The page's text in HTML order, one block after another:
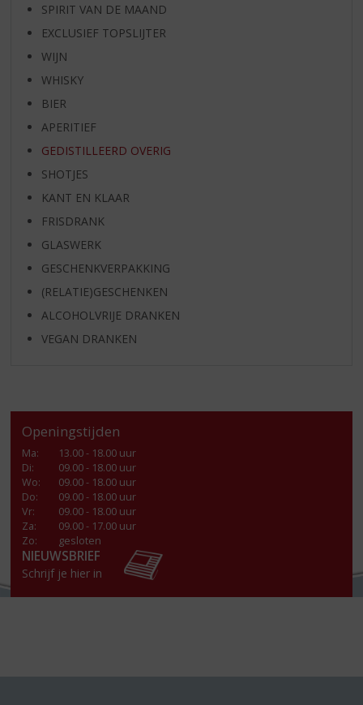
SPIRIT VAN DE MAAND
EXCLUSIEF TOPSLIJTER
WIJN
WHISKY
BIER
APERITIEF
GEDISTILLEERD OVERIG
SHOTJES
KANT EN KLAAR
FRISDRANK
GLASWERK
GESCHENKVERPAKKING
(RELATIE)GESCHENKEN
ALCOHOLVRIJE DRANKEN
VEGAN DRANKEN
Openingstijden
Ma:
13.00 - 18.00 uur
Di:
09.00 - 18.00 uur
Wo:
09.00 - 18.00 uur
Do:
09.00 - 18.00 uur
Vr:
09.00 - 18.00 uur
Za:
09.00 - 17.00 uur
Zo:
gesloten
NIEUWSBRIEF
Schrijf je hier in